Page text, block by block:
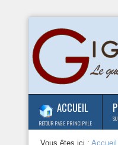
ACCUEIL
RETOUR PAGE PRINCIPALE
Vous êtes ici :Accueil